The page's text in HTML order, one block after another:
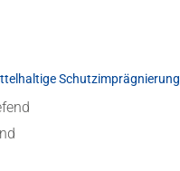
Schutzimprägnierung